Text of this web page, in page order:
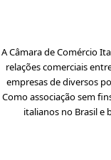
A Câmara de Comércio
relações comerciais
empresas de diversos
Como associação sem
italianos no Brasil e